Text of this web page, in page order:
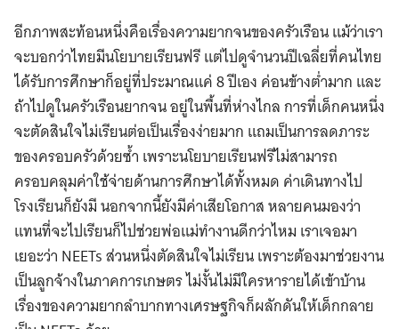
อีกภาพสะท้อนหนึ่งคือเรื่องความยากจนของครัวเรือน แม้ว่าเรา
จะบอกว่าไทยมีนโยบายเรียนฟรี แต่ไปดูจำนวนปีเฉลี่ยที่คนไทย
ได้รับการศึกษาก็อยู่ที่ประมาณแค่ 8 ปีเอง ค่อนข้างต่ำมาก และ
ถ้าไปดูในครัวเรือนยากจน อยู่ในพื้นที่ห่างไกล การที่เด็กคนหนึ่ง
จะตัดสินใจไม่เรียนต่อเป็นเรื่องง่ายมาก แถมเป็นการลดภาระ
ของครอบครัวด้วยซ้ำ เพราะนโยบายเรียนฟรีไม่สามารถ
ครอบคลุมค่าใช้จ่ายด้านการศึกษาได้ทั้งหมด ค่าเดินทางไป
โรงเรียนก็ยังมี นอกจากนี้ยังมีค่าเสียโอกาส หลายคนมองว่า
แทนที่จะไปเรียนก็ไปช่วยพ่อแม่ทํางานดีกว่าไหม เราเจอมา
เยอะว่า NEETs ส่วนหนึ่งตัดสินใจไม่เรียน เพราะต้องมาช่วยงาน
เป็นลูกจ้างในภาคการเกษตร ไม่งั้นไม่มีใครหารายได้เข้าบ้าน
เรื่องของความยากลําบากทางเศรษฐกิจก็ผลักดันให้เด็กกลาย